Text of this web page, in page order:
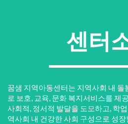
센터
꿈샘 지역아동센터는 지역사회 내 돌
로 보호, 교육, 문화 복지서비스를 제
사회적, 정서적 발달을 도모하고, 학
역사회 내 건강한 사회 구성으로 성